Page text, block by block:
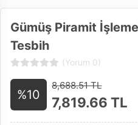
Gümüş Piramit
Tesbih
(Yorum 0)
%10
8,688.51 TL
7,819.66 TL